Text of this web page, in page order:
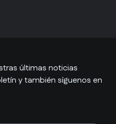
últimas noticias
y también síguenos en